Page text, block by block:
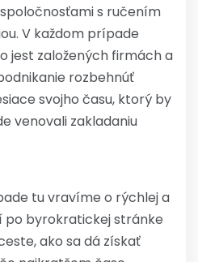
s ručením
V každom prípade
jest založených firmách a
rozbehnúť
svojho času, ktorý by
venovali zakladaniu
tu vravíme o rýchlej a
po byrokratickej stránke
ako sa dá získať